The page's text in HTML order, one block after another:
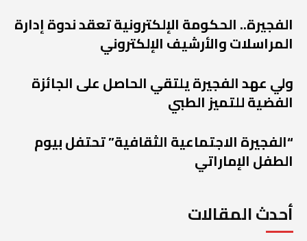
الفجيرة.. الحكومة الإلكترونية تعقد ندوة إدارة
المراسلات والأرشيف الإلكتروني
ولي عهد الفجيرة يلتقي الحاصل على الجائزة
الفضية للتميز الطبي
“الفجيرة الاجتماعية الثقافية” تحتفل بيوم
الطفل الإماراتي
أحدث المقالات